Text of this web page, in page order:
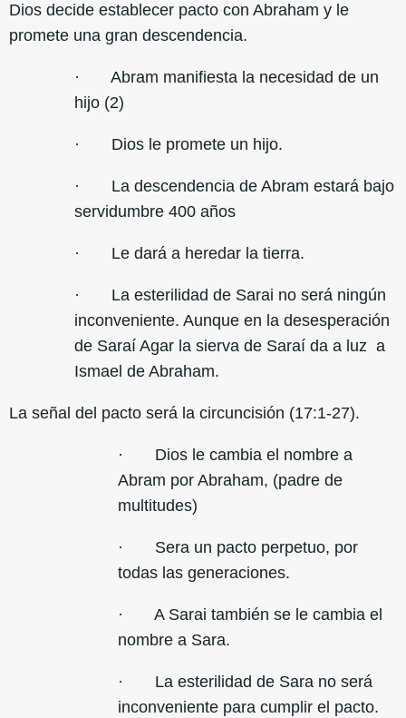
Dios decide establecer pacto con Abraham y le
promete una gran descendencia.
· Abram manifiesta la necesidad de un
hijo (2)
· Dios le promete un hijo.
· La descendencia de Abram estará bajo
servidumbre 400 años
· Le dará a heredar la tierra.
· La esterilidad de Sarai no será ningún
inconveniente. Aunque en la desesperación
de Saraí Agar la sierva de Saraí da a luz a
Ismael de Abraham.
La señal del pacto será la circuncisión (17:1-27).
· Dios le cambia el nombre a
Abram por Abraham, (padre de
multitudes)
· Sera un pacto perpetuo, por
todas las generaciones.
· A Sarai también se le cambia el
nombre a Sara.
· La esterilidad de Sara no será
inconveniente para cumplir el pacto.